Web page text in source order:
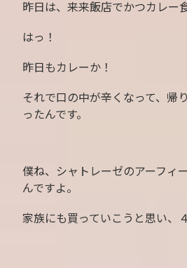
昨日は、来来飯店でかつカレー
はっ！
昨日もカレーか！
それで口の中が辛くなって、帰
ったんです。
僕ね、シャトレーゼのアーフィ
んですよ。
家族にも買っていこうと思い、